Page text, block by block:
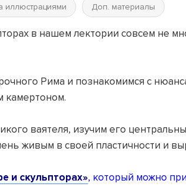
иллюстрациями Доп. материалы
в нашем лектории совсем не
Рима и познакомимся с
камертоном.
ваятеля, изучим его
живым в своей пластичности и
и скульпторах», который можно